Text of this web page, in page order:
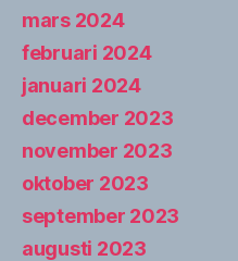
mars 2024
februari 2024
januari 2024
december 2023
november 2023
oktober 2023
september 2023
augusti 2023